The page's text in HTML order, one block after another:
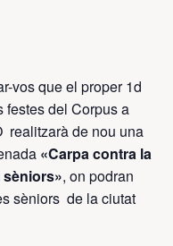
vos que el proper 1d
del Corpus a
realitzarà de nou una
«Carpa contra la
, on podran
sèniors de la ciutat